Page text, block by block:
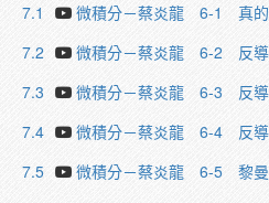
7.1
微積分－蔡炎龍 6-1 真的
7.2
微積分－蔡炎龍 6-2 反導
7.3
微積分－蔡炎龍 6-3 反導
7.4
微積分－蔡炎龍 6-4 反導
7.5
微積分－蔡炎龍 6-5 黎曼